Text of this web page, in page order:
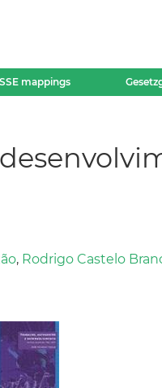
SSE mappings
, Rodrigo Castelo